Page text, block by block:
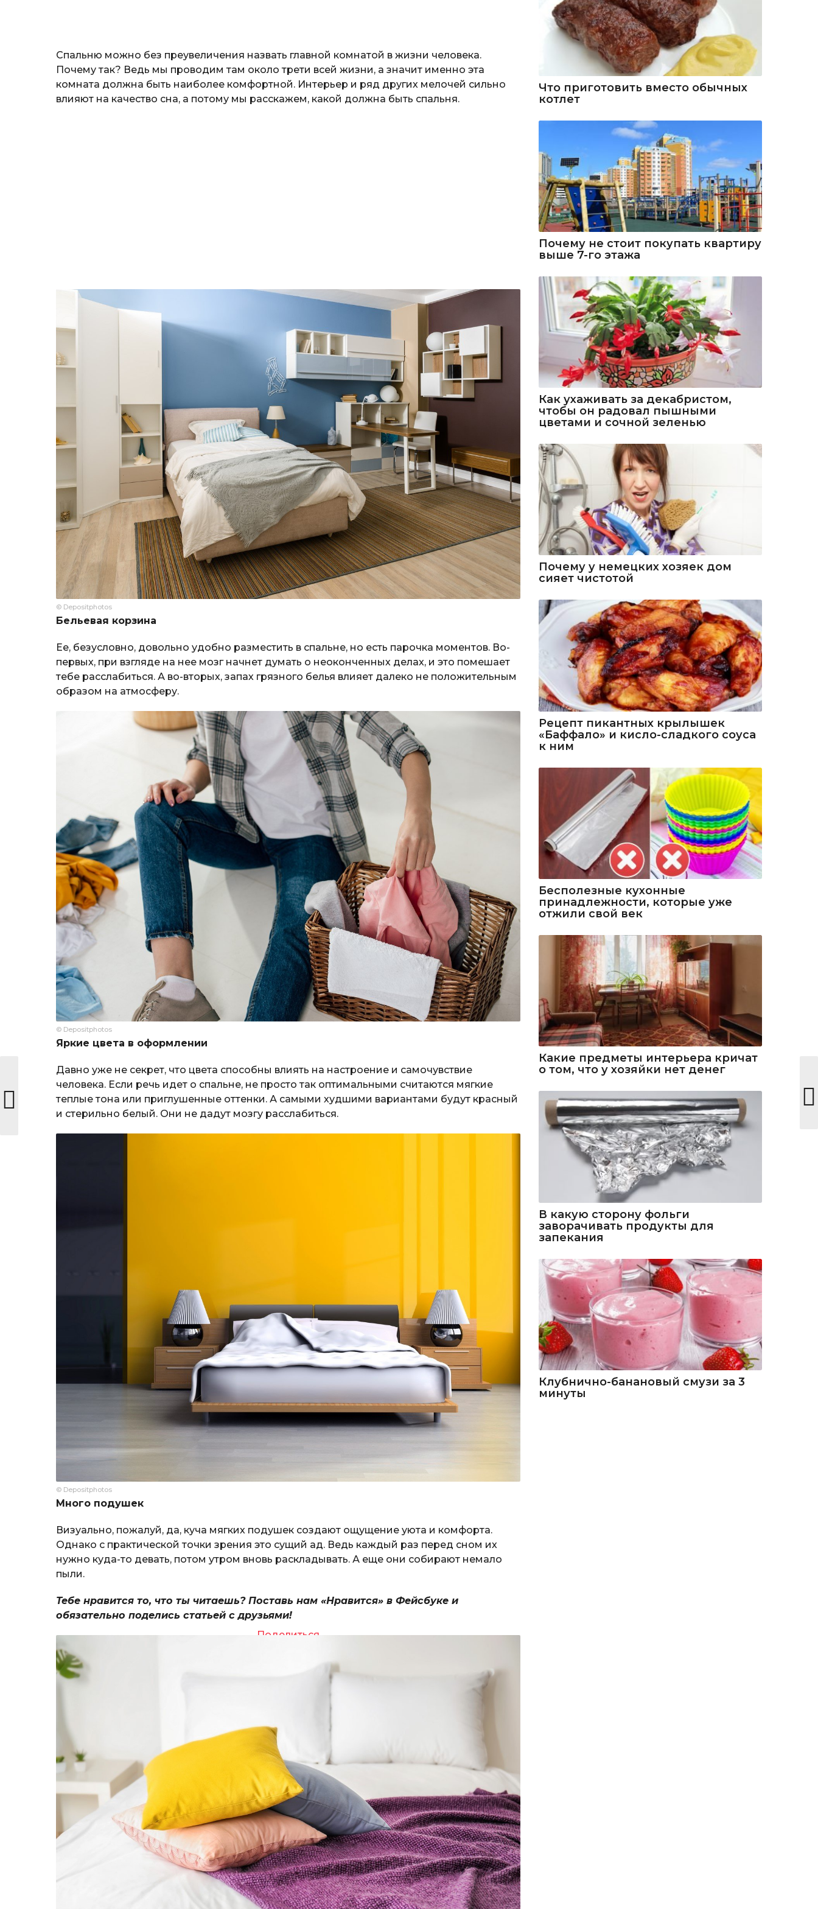
Спальню можно без преувеличения назвать главной комнатой в жизни человека.
Почему так? Ведь мы проводим там около трети всей жизни, а значит именно эта
комната должна быть наиболее комфортной. Интерьер и ряд других мелочей сильно
влияют на качество сна, а потому мы расскажем, какой должна быть спальня.
© Depositphotos
Бельевая корзина
Ее, безусловно, довольно удобно разместить в спальне, но есть парочка моментов. Во-
первых, при взгляде на нее мозг начнет думать о неоконченных делах, и это помешает
тебе расслабиться. А во-вторых, запах грязного белья влияет далеко не положительным
образом на атмосферу.
© Depositphotos
Яркие цвета в оформлении
Давно уже не секрет, что цвета способны влиять на настроение и самочувствие
человека. Если речь идет о спальне, не просто так оптимальными считаются мягкие
теплые тона или приглушенные оттенки. А самыми худшими вариантами будут красный
и стерильно белый. Они не дадут мозгу расслабиться.
© Depositphotos
Много подушек
Визуально, пожалуй, да, куча мягких подушек создают ощущение уюта и комфорта.
Однако с практической точки зрения это сущий ад. Ведь каждый раз перед сном их
нужно куда-то девать, потом утром вновь раскладывать. А еще они собирают немало
пыли.
Тебе нравится то, что ты читаешь? Поставь нам «Нравится» в Фейсбуке и
обязательно поделись статьей с друзьями!
Поделиться
Что приготовить вместо обычных
котлет
Почему не стоит покупать квартиру
выше 7-го этажа
Как ухаживать за декабристом,
чтобы он радовал пышными
цветами и сочной зеленью
Почему у немецких хозяек дом
сияет чистотой
Рецепт пикантных крылышек
«Баффало» и кисло-сладкого соуса
к ним
Бесполезные кухонные
принадлежности, которые уже
отжили свой век
Какие предметы интерьера кричат
о том, что у хозяйки нет денег
В какую сторону фольги
заворачивать продукты для
запекания
Клубнично-банановый смузи за 3
минуты